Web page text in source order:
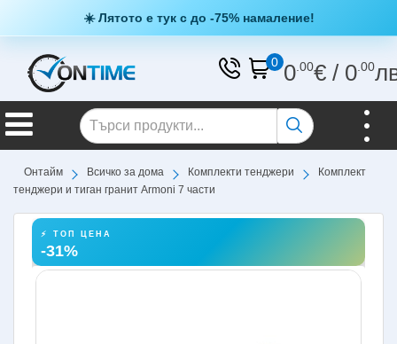
☀️ Лятото е тук с до -75% намаление!
0 0.00€/ 0.00
Онтайм Всичко за дома Комплекти тенджери
Комплект
тенджери и тиган гранит Armoni 7 части
⚡ ТОП ЦЕНА
-31%